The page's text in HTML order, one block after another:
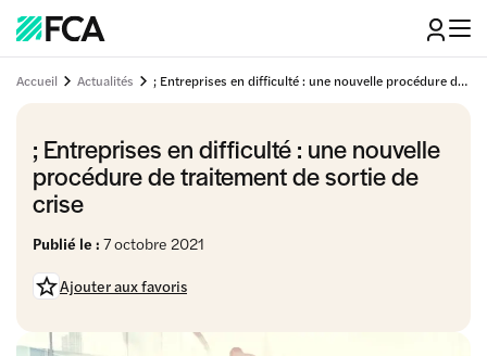
Accueil Actualités ; Entreprises en difficulté : une nouvelle procédure de traitement de sortie de crise
; Entreprises en difficulté : une nouvelle
procédure de traitement de sortie de
crise
Publié le : 7 octobre 2021
Ajouter aux favoris